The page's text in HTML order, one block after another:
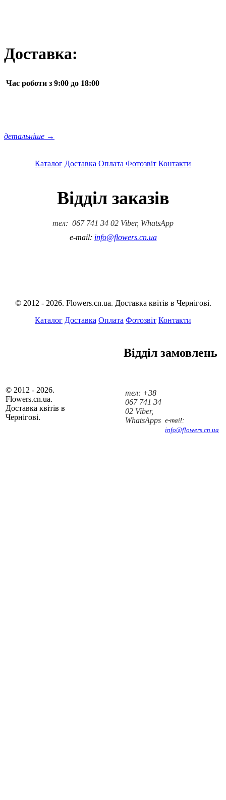
Доставка:
Час роботи з 9:00 до 18:00
детальніше →
Каталог Доставка Оплата Фотозвіт Контакти
Відділ заказів
тел: 067 741 34 02 Viber, WhatsApp
e-mail: info@flowers.cn.ua
© 2012 - 2026. Flowers.cn.ua. Доставка квітів в Чернігові.
Каталог Доставка Оплата Фотозвіт Контакти
© 2012 - 2026.
Flowers.cn.ua.
Доставка квітів в
Чернігові.
Відділ замовлень
тел: +38
067 741 34
02 Viber,
WhatsApps e-mail:
info@flowers.cn.ua